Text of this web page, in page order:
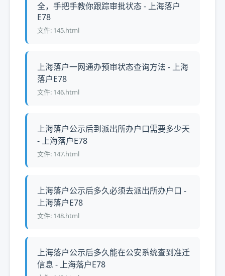
全，手把手教你跟踪审批状态 - 上海落户
E78
文件: 145.html
上海落户一网通办预审状态查询方法 - 上海
落户E78
文件: 146.html
上海落户公示后到派出所办户口需要多少天
- 上海落户E78
文件: 147.html
上海落户公示后多久必须去派出所办户口 -
上海落户E78
文件: 148.html
上海落户公示后多久能在公安系统查到准迁
信息 - 上海落户E78